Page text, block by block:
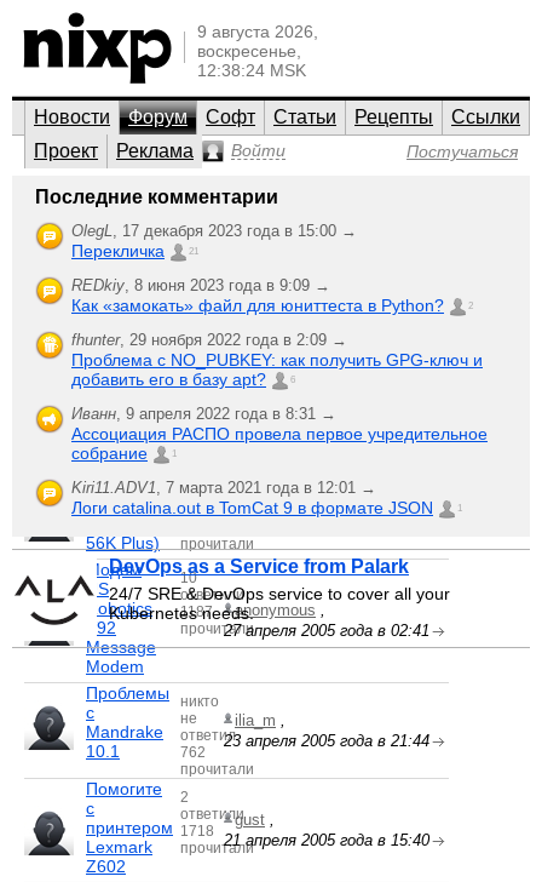
9 августа 2026,
воскресенье,
12:38:24 MSK
Новости Форум Софт Статьи Рецепты
Ссылки
Проект
Реклама Войти Постучаться
Аппаратное обеспечение
GNU/Linux, UNIX, Open Source
Обсуждение проблем с использованием GNU/Linux и
UNIX-подобных систем и любого железа: ноутбуки и
нетбуки, аудио, видео, устройства ввода, беспроводная
связь, мобильные устройства, носители данных и
файловые системы, принтеры / сканеры / МФУ.
Создать
новую тему
;-)
Последняя активность
Проблема
с хардом
4
ответилиfly4life ,
26 апреля 2005 года в 12:21
Проблема с
соединением
56K Plus)
11
ответили
прочитали
R_engel,
Модем
US
Robotics
V92
Message
Modem
10
ответили
1187
прочитали
anonymous ,
27 апреля 2005 года в 02:41
Проблемы
с
Mandrake
10.1
никто
не
ответил
762
прочитали
ilia_m ,
23 апреля 2005 года в 21:44
Помогите
с
принтером
Lexmark
Z602
2
ответили
1718
прочитали
gust ,
21 апреля 2005 года в 15:40
Последние комментарии
OlegL, 17 декабря 2023 года в 15:00 →
Перекличка 21
REDkiy, 8 июня 2023 года в 9:09 →
Как «замокать» файл для юниттеста в Python? 2
fhunter, 29 ноября 2022 года в 2:09 →
Проблема с NO_PUBKEY: как получить GPG-ключ и
добавить его в базу apt?
6
Иванн, 9 апреля 2022 года в 8:31 →
Ассоциация РАСПО провела первое учредительное
собрание
1
Kiri11.ADV1, 7 марта 2021 года в 12:01 →
Логи catalina.out в TomCat 9 в формате JSON 1
DevOps as a Service from Palark
24/7 SRE & DevOps service to cover all your
Kubernetes needs.